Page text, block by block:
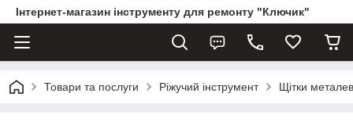
Інтернет-магазин інструменту для ремонту "Ключик"
Товари та послуги Ріжучий інструмент Щітки